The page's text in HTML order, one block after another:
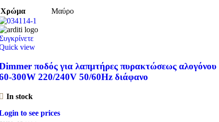
Χρώμα Μαύρο
view
ποδός για λαπμτήρες πυρακτώσεως αλογόνου
300W 220/240V 50/60Hz διάφανο
In stock
to see prices